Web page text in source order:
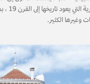
من القطع الأثرية
وغيرها الكثير.